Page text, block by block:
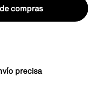
compras
precisa